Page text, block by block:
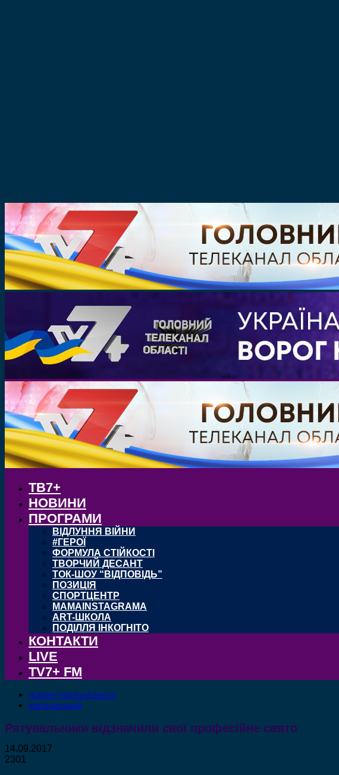
ТВ7+
НОВИНИ
ПРОГРАМИ
ВІДЛУННЯ ВІЙНИ
#ГЕРОЇ
ФОРМУЛА СТІЙКОСТІ
ТВОРЧИЙ ДЕСАНТ
ТОК-ШОУ “ВІДПОВІДЬ”
ПОЗИЦІЯ
СПОРТЦЕНТР
MAMAINSTAGRAMA
ART-ШКОЛА
ПОДІЛЛЯ ІНКОГНІТО
КОНТАКТИ
LIVE
TV7+ FM
НОВИНИ ХМЕЛЬНИЦЬКОГО
ХМЕЛЬНИЦЬКИЙ
Рятувальники відзначили свої професійне свято
14.09.2017
2301